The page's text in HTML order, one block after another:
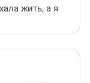
жить, а я